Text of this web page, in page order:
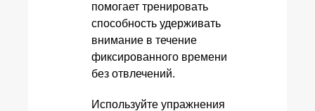
помогает тренировать
способность удерживать
внимание в течение
фиксированного времени
без отвлечений.
Используйте упражнения